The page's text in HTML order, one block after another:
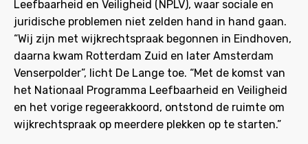
Leefbaarheid en Veiligheid (NPLV), waar sociale en
juridische problemen niet zelden hand in hand gaan.
“Wij zijn met wijkrechtspraak begonnen in Eindhoven,
daarna kwam Rotterdam Zuid en later Amsterdam
Venserpolder”, licht De Lange toe. “Met de komst van
het Nationaal Programma Leefbaarheid en Veiligheid
en het vorige regeerakkoord, ontstond de ruimte om
wijkrechtspraak op meerdere plekken op te starten.”